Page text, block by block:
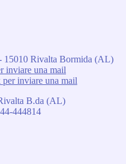
15010 Rivalta Bormida (AL)
inviare una mail
inviare una mail
B.da (AL)
444814